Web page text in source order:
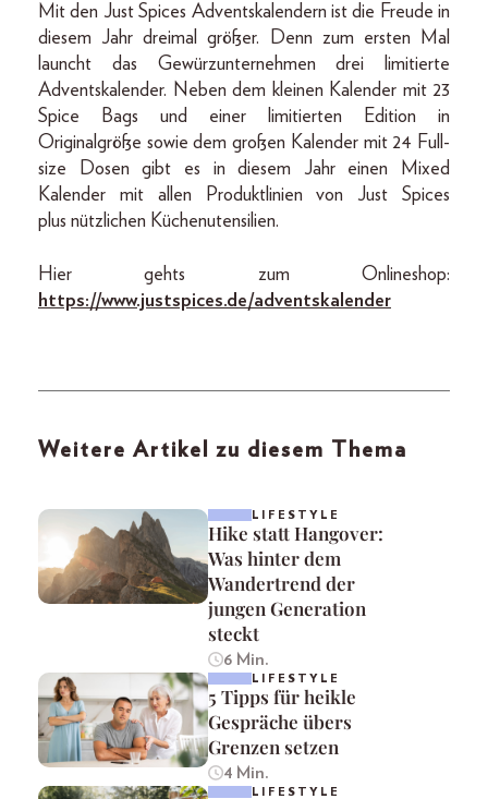
Mit den Just Spices Adventskalendern ist die Freude in
diesem Jahr dreimal größer. Denn zum ersten Mal
launcht das Gewürzunternehmen drei limitierte
Adventskalender. Neben dem kleinen Kalender mit 23
Spice Bags und einer limitierten Edition in
Originalgröße sowie dem großen Kalender mit 24 Full-
size Dosen gibt es in diesem Jahr einen Mixed
Kalender mit allen Produktlinien von Just Spices
plus nützlichen Küchenutensilien.
Hier gehts zum Onlineshop:
https://www.justspices.de/adventskalender
Weitere Artikel zu diesem Thema
LIFESTYLE
Hike statt Hangover:
Was hinter dem
Wandertrend der
jungen Generation
steckt
6 Min.
LIFESTYLE
5 Tipps für heikle
Gespräche übers
Grenzen setzen
4 Min.
LIFESTYLE